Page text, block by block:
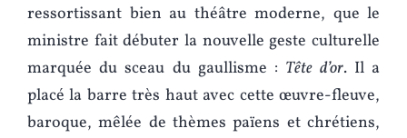
ressortissant bien au théâtre moderne, que le
ministre fait débuter la nouvelle geste culturelle
marquée du sceau du gaullisme : Tête d’or. Il a
placé la barre très haut avec cette œuvre-fleuve,
baroque, mêlée de thèmes païens et chrétiens,